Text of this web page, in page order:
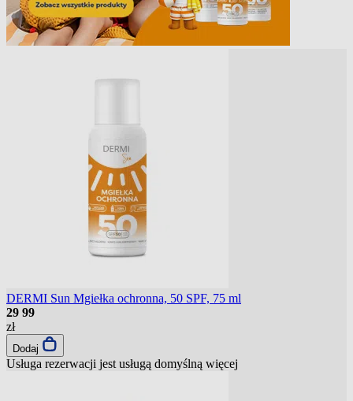
DERMI Sun Mgiełka ochronna, 50 SPF, 75 ml
29 99
zł
Dodaj
Usługa rezerwacji jest usługą domyślną więcej